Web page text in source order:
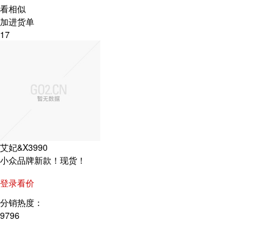
看相似
加进货单
17
艾妃&X3990
小众品牌新款！现货！
登录看价
分销热度：
9796